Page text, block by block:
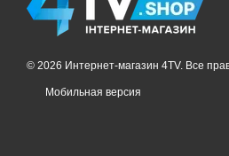
© 2026 Интернет-магазин 4TV. Все
Мобильная версия